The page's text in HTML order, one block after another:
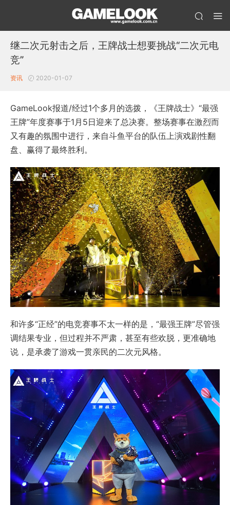
继二次元射击之后，王牌战士想要挑战“二次元电
竞”
资讯 2020-01-07
GameLook报道/经过1个多月的选拨，《王牌战士》“最强
王牌”年度赛事于1月5日迎来了总决赛。整场赛事在激烈而
又有趣的氛围中进行，来自斗鱼平台的队伍上演戏剧性翻
盘、赢得了最终胜利。
和许多“正经”的电竞赛事不太一样的是，“最强王牌”尽管强
调结果专业，但过程并不严肃，甚至有些欢脱，更准确地
说，是承袭了游戏一贯亲民的二次元风格。